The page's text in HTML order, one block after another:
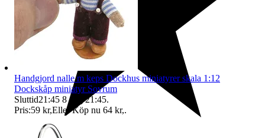
Handgjord nalle m keps Dockhus miniatyrer skala 1:12
Dockskåp miniatyr Sovrum
Sluttid21:45 8 aug 21:45.
Pris:59 kr,Eller Köp nu 64 kr,.